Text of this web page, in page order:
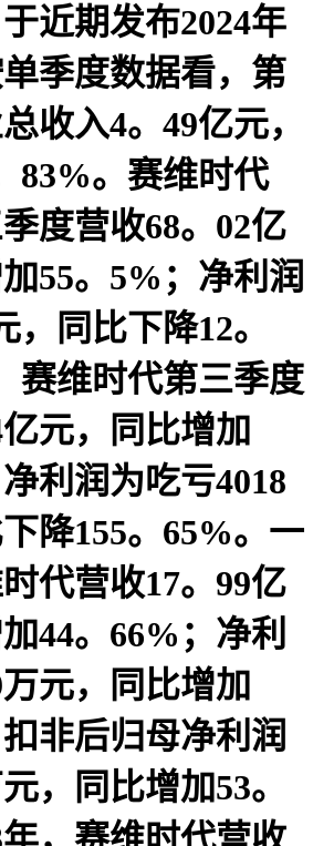
于近期发布2024年
季度数据看，第
收入4。49亿元，
83%。赛维时代
度营收68。02亿
55。5%；净利润
，同比下降12。
赛维时代第三季度
元，同比增加
利润为吃亏4018
降155。65%。一
代营收17。99亿
44。66%；净利
元，同比增加
非后归母净利润
，同比增加53。
，赛维时代营收